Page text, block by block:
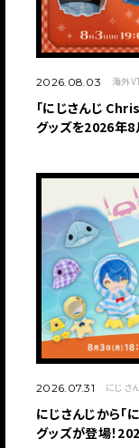
2026.08.03 海外
「にじさんじ
グッズを2026年
2026.07.31 にじさ
にじさんじから「
グッズが登場！